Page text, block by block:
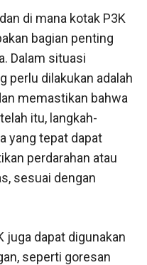
di mana kotak P3K
bagian penting
Dalam situasi
perlu dilakukan adalah
memastikan bahwa
itu, langkah-
yang tepat dapat
perdarahan atau
sesuai dengan
juga dapat digunakan
seperti goresan